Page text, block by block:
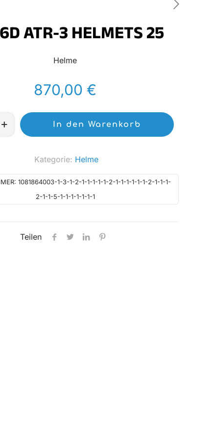
ATR-3 HELMETS 25
Helme
870,00 €
In den Warenkorb
1081864003-1-3-1-2-1-1-1-1-1-2-1-1-1-1-1-1-2-1-1-1-
2-1-1-5-1-1-1-1-1-1-1
Kategorie: Helme
Teilen